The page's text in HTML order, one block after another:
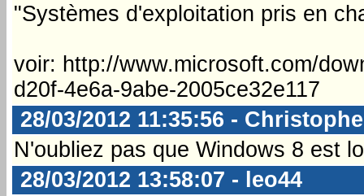
"Systèmes d'exploitation pris en
voir: http://www.microsoft.com/
d20f-4e6a-9abe-2005ce32e117
28/03/2012 11:35:56 -
N'oubliez pas que Windows 8 est
28/03/2012 13:58:07 - leo44